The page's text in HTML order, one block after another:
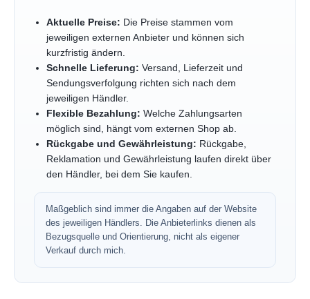
Aktuelle Preise: Die Preise stammen vom
jeweiligen externen Anbieter und können sich
kurzfristig ändern.
Schnelle Lieferung: Versand, Lieferzeit und
Sendungsverfolgung richten sich nach dem
jeweiligen Händler.
Flexible Bezahlung: Welche Zahlungsarten
möglich sind, hängt vom externen Shop ab.
Rückgabe und Gewährleistung: Rückgabe,
Reklamation und Gewährleistung laufen direkt über
den Händler, bei dem Sie kaufen.
Maßgeblich sind immer die Angaben auf der Website
des jeweiligen Händlers. Die Anbieterlinks dienen als
Bezugsquelle und Orientierung, nicht als eigener
Verkauf durch mich.